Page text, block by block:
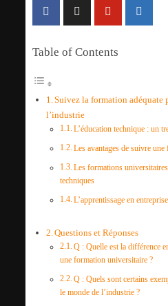
Table of Contents
Suivez la formation adéquate
l’industrie
L’éducation technique : un
Les avantages de suivre
Les formations
techniques
L’apprentissage en
Questions et Réponses
Q : Quelle est la différence
une formation universitaire ?
Q : Quels sont certains
le monde de l’industrie ?